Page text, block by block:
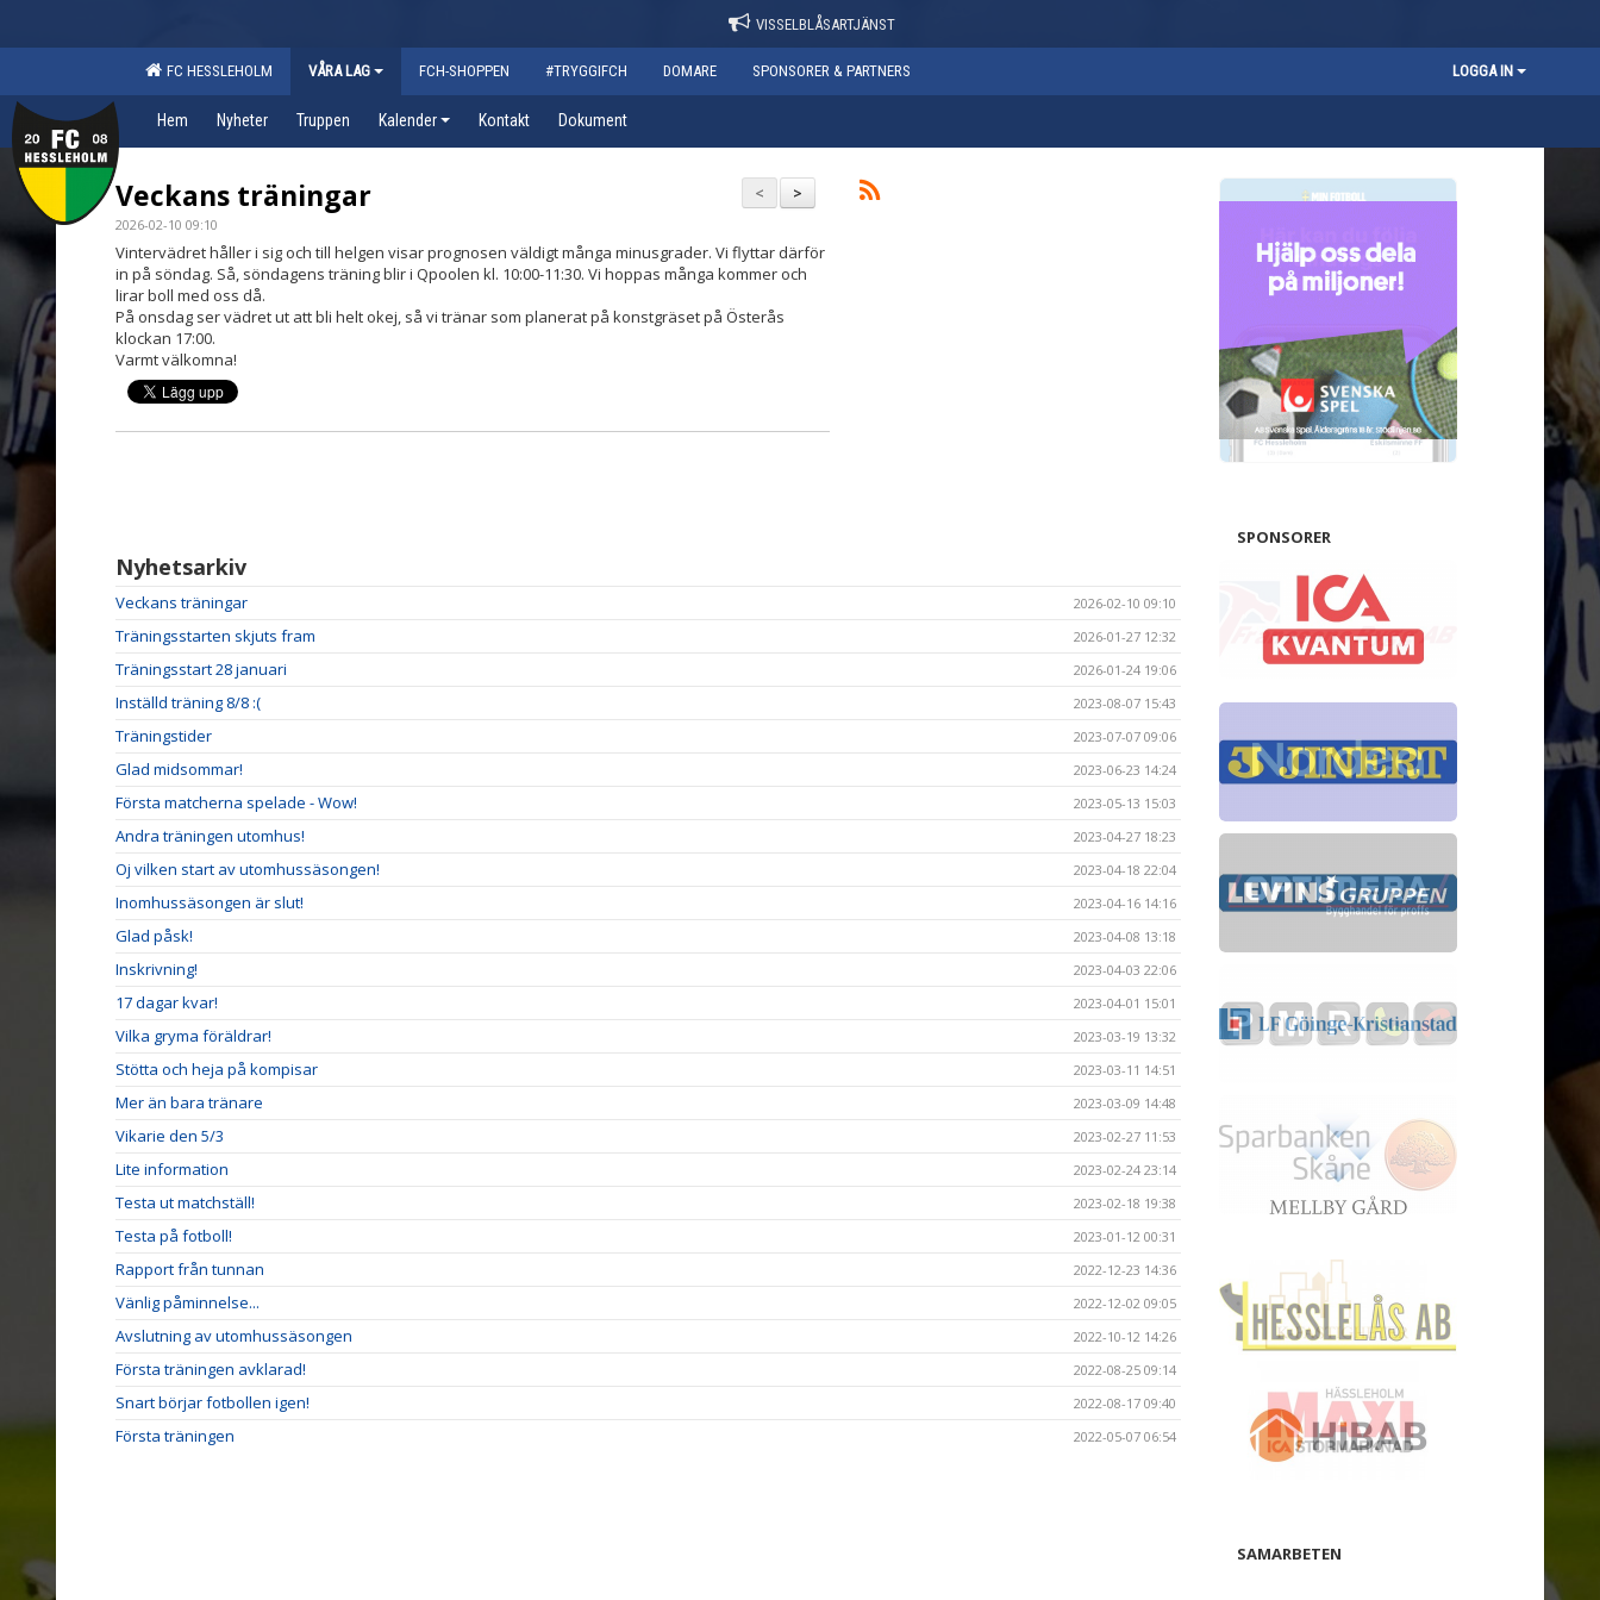
VISSELBLÅSARTJÄNST
FC HESSLEHOLM VÅRA LAG FCH-SHOPPEN #TRYGGIFCH DOMARE SPONSORER & PARTNERS LOGGA IN
Hem Nyheter Truppen Kalender Kontakt Dokument
>
<
Veckans träningar
2026-02-10 09:10
Vintervädret håller i sig och till helgen visar prognosen väldigt många minusgrader. Vi flyttar därför
in på söndag. Så, söndagens träning blir i Qpoolen kl. 10:00-11:30. Vi hoppas många kommer och
lirar boll med oss då.
På onsdag ser vädret ut att bli helt okej, så vi tränar som planerat på konstgräset på Österås
klockan 17:00.
Varmt välkomna!
Nyhetsarkiv
Veckans träningar 2026-02-10 09:10
Träningsstarten skjuts fram 2026-01-27 12:32
Träningsstart 28 januari 2026-01-24 19:06
Inställd träning 8/8 :( 2023-08-07 15:43
Träningstider 2023-07-07 09:06
Glad midsommar! 2023-06-23 14:24
Första matcherna spelade - Wow! 2023-05-13 15:03
Andra träningen utomhus! 2023-04-27 18:23
Oj vilken start av utomhussäsongen! 2023-04-18 22:04
Inomhussäsongen är slut! 2023-04-16 14:16
Glad påsk! 2023-04-08 13:18
Inskrivning! 2023-04-03 22:06
17 dagar kvar! 2023-04-01 15:01
Vilka gryma föräldrar! 2023-03-19 13:32
Stötta och heja på kompisar 2023-03-11 14:51
Mer än bara tränare 2023-03-09 14:48
Vikarie den 5/3 2023-02-27 11:53
Lite information 2023-02-24 23:14
Testa ut matchställ! 2023-02-18 19:38
Testa på fotboll! 2023-01-12 00:31
Rapport från tunnan 2022-12-23 14:36
Vänlig påminnelse... 2022-12-02 09:05
Avslutning av utomhussäsongen 2022-10-12 14:26
Första träningen avklarad! 2022-08-25 09:14
Snart börjar fotbollen igen! 2022-08-17 09:40
Första träningen 2022-05-07 06:54
SPONSORER
SAMARBETEN